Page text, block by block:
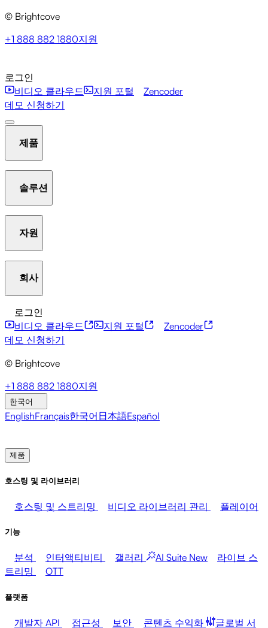
© Brightcove
+1 888 882 1880지원
로그인
비디오 클라우드
지원 포털
Zencoder
데모 신청하기
제품
트리밍
개발자 API
비스
통합 사회적 통합
솔루션
Beacon Studio
미디어 수익화
판매 직원 지원
방송사 의료 및 제약
자원
Brightcove Academy
회사
브라이트코브에 관하여
프레스룸 뉴스레터
로그인
비디오 클라우드
지원 포털
Zencoder
데모 신청하기
© Brightcove
+1 888 882 1880지원
한국어
EnglishFrançais한국어 日本語Español
제품
호스팅 및 라이브러리
호스팅 및 스트리밍 비디오 라이브러리 관리 플레이어
기능
분석 인터액티비티 갤러리 AI Suite New
라이브 스
트리밍
OTT
플랫폼
개발자 API 접근성 보안 콘텐츠 수익화
글로벌 서